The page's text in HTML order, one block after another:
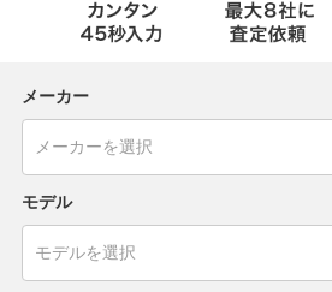
メーカー
モデル